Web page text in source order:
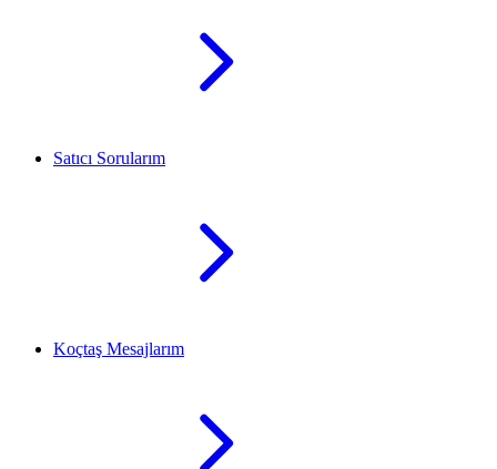
Satıcı Sorularım
Koçtaş Mesajlarım